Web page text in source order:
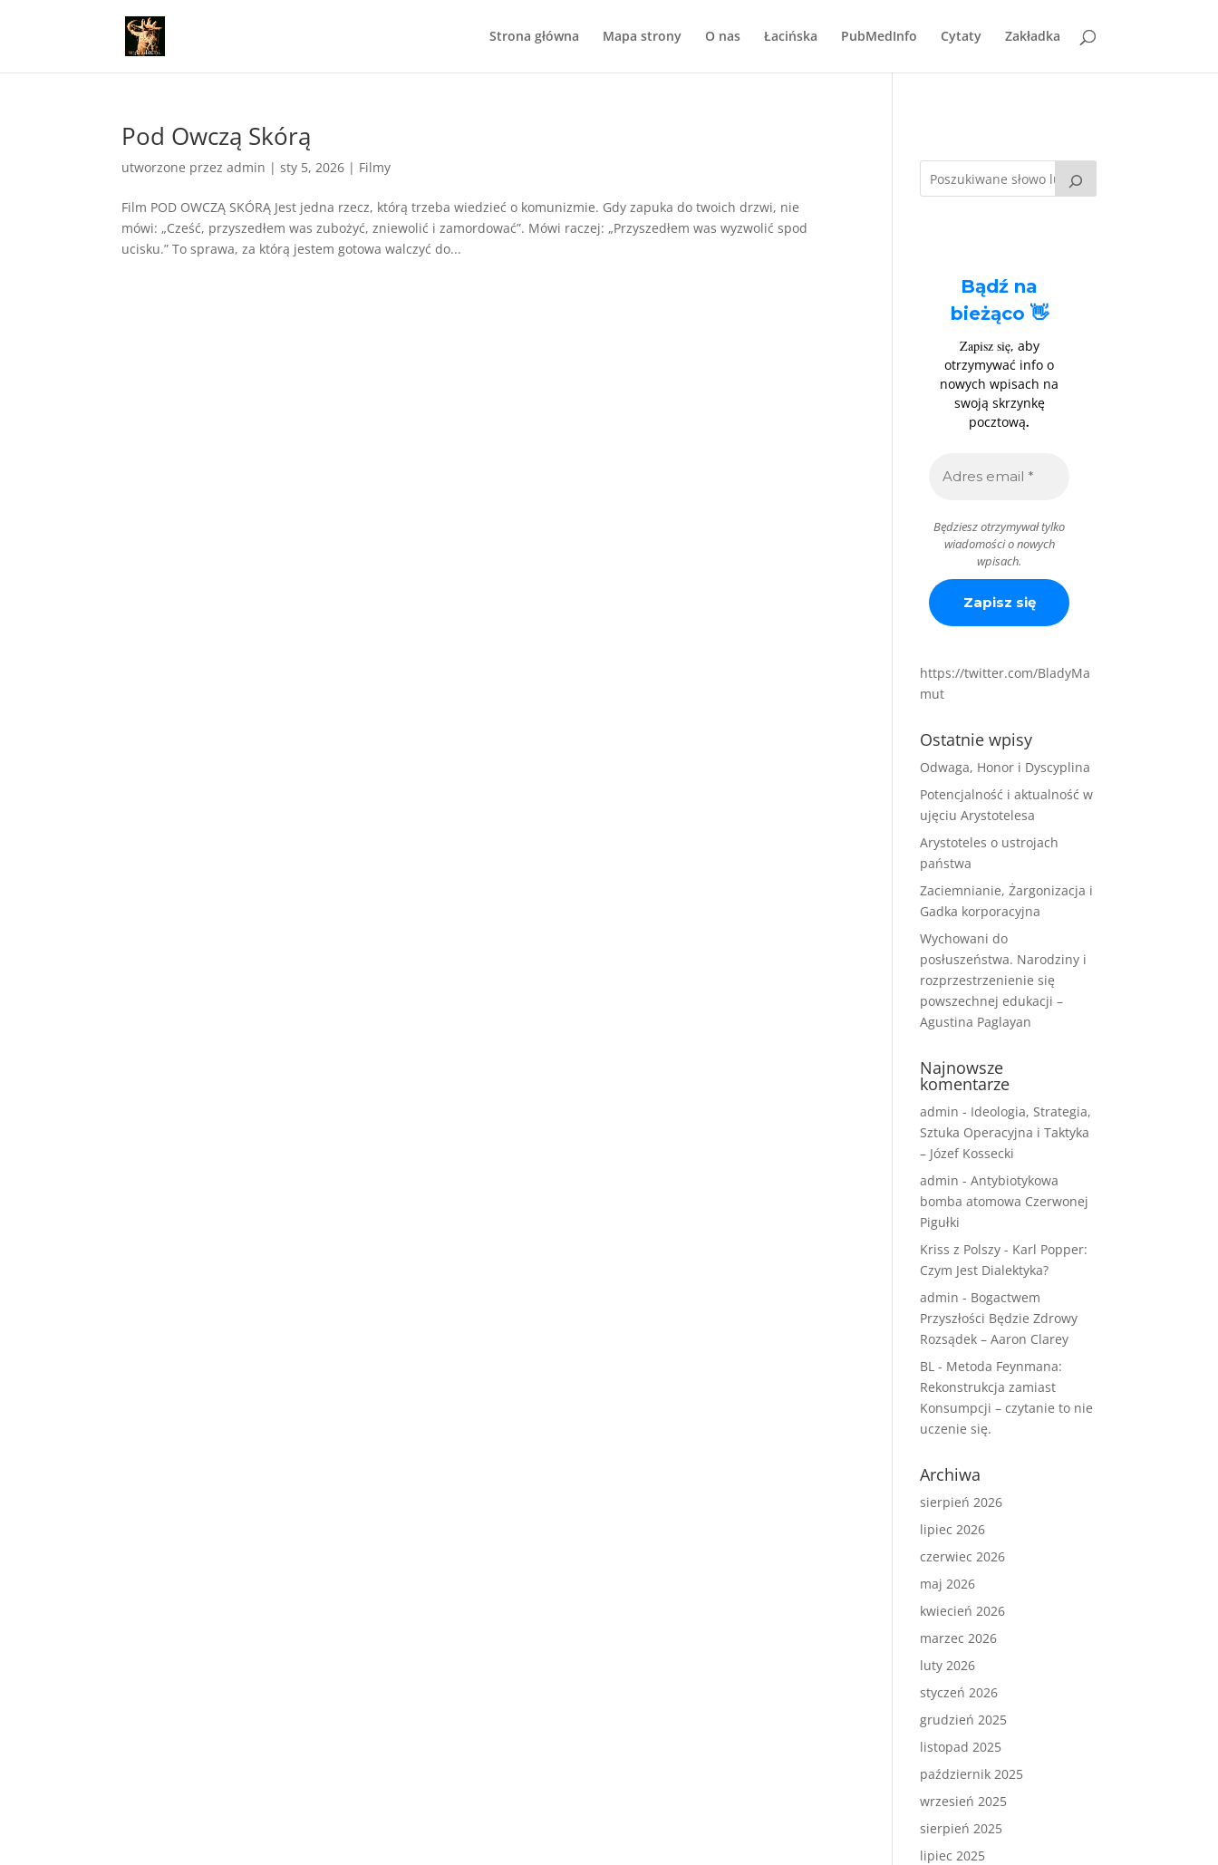
Strona główna Mapa strony O nas Łacińska PubMedInfo Cytaty Zakładka
Pod Owczą Skórą
utworzone przezadmin |sty 5, 2026 | Filmy
Film POD OWCZĄ SKÓRĄ Jest jedna rzecz, którą trzeba wiedzieć o komunizmie. Gdy zapuka do twoich drzwi, nie
mówi: „Cześć, przyszedłem was zubożyć, zniewolić i zamordować”. Mówi raczej: „Przyszedłem was wyzwolić spod
ucisku.” To sprawa, za którą jestem gotowa walczyć do...
Bądź na
bieżąco 👋
Zapisz się, aby
otrzymywać info o
nowych wpisach na
swoją skrzynkę
pocztową.
Będziesz otrzymywał tylko
wiadomości o nowych
wpisach.
https://twitter.com/BladyMa
mut
Ostatnie wpisy
Odwaga, Honor i Dyscyplina
Potencjalność i aktualność w
ujęciu Arystotelesa
Arystoteles o ustrojach
państwa
Zaciemnianie, Żargonizacja i
Gadka korporacyjna
Wychowani do
posłuszeństwa. Narodziny i
rozprzestrzenienie się
powszechnej edukacji –
Agustina Paglayan
Najnowsze
komentarze
admin - Ideologia, Strategia,
Sztuka Operacyjna i Taktyka
– Józef Kossecki
admin -Antybiotykowa
bomba atomowa Czerwonej
Pigułki
Kriss z Polszy - Karl Popper:
Czym Jest Dialektyka?
admin - Bogactwem
Przyszłości Będzie Zdrowy
Rozsądek – Aaron Clarey
BL - Metoda Feynmana:
Rekonstrukcja zamiast
Konsumpcji – czytanie to nie
uczenie się.
Archiwa
sierpień 2026
lipiec 2026
czerwiec 2026
maj 2026
kwiecień 2026
marzec 2026
luty 2026
styczeń 2026
grudzień 2025
listopad 2025
październik 2025
wrzesień 2025
sierpień 2025
lipiec 2025